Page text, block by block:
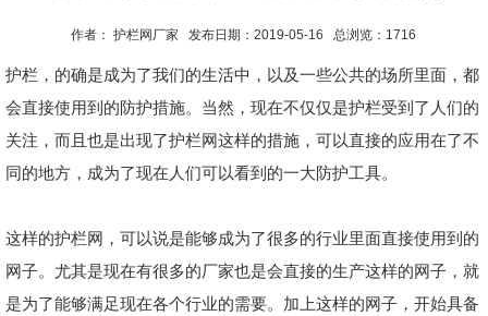
作者： 护栏网厂家 发布日期：2019-05-16 总浏览： 1716
护栏，的确是成为了我们的生活中，以及一些公共的场所里面，都
会直接使用到的防护措施。当然，现在不仅仅是护栏受到了人们的
关注，而且也是出现了护栏网这样的措施，可以直接的应用在了不
同的地方，成为了现在人们可以看到的一大防护工具。
这样的护栏网，可以说是能够成为了很多的行业里面直接使用到的
网子。尤其是现在有很多的厂家也是会直接的生产这样的网子，就
是为了能够满足现在各个行业的需要。加上这样的网子，开始具备